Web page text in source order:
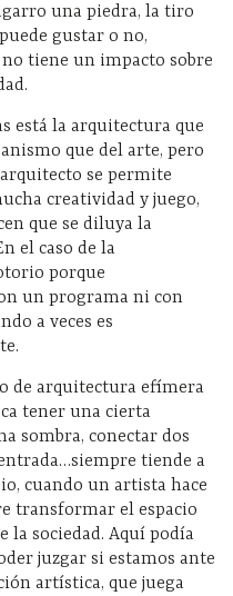
una piedra, la tiro
gustar o no,
tiene un impacto sobre
está la arquitectura que
que del arte, pero
se permite
creatividad y juego,
que se diluya la
el caso de la
porque
un programa ni con
a veces es
de arquitectura efímera
tener una cierta
sombra, conectar dos
tiende a
cuando un artista hace
transformar el espacio
la sociedad. Aquí podía
juzgar si estamos ante
artística, que juega